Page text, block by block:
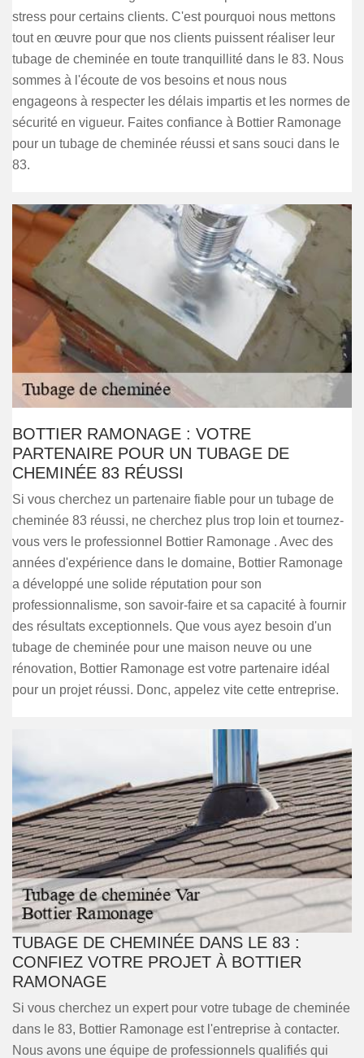
stress pour certains clients. C'est pourquoi nous mettons
tout en œuvre pour que nos clients puissent réaliser leur
tubage de cheminée en toute tranquillité dans le 83. Nous
sommes à l'écoute de vos besoins et nous nous
engageons à respecter les délais impartis et les normes de
sécurité en vigueur. Faites confiance à Bottier Ramonage
pour un tubage de cheminée réussi et sans souci dans le
83.
BOTTIER RAMONAGE : VOTRE
PARTENAIRE POUR UN TUBAGE DE
CHEMINÉE 83 RÉUSSI
Si vous cherchez un partenaire fiable pour un tubage de
cheminée 83 réussi, ne cherchez plus trop loin et tournez-
vous vers le professionnel Bottier Ramonage . Avec des
années d'expérience dans le domaine, Bottier Ramonage
a développé une solide réputation pour son
professionnalisme, son savoir-faire et sa capacité à fournir
des résultats exceptionnels. Que vous ayez besoin d'un
tubage de cheminée pour une maison neuve ou une
rénovation, Bottier Ramonage est votre partenaire idéal
pour un projet réussi. Donc, appelez vite cette entreprise.
TUBAGE DE CHEMINÉE DANS LE 83 :
CONFIEZ VOTRE PROJET À BOTTIER
RAMONAGE
Si vous cherchez un expert pour votre tubage de cheminée
dans le 83, Bottier Ramonage est l'entreprise à contacter.
Nous avons une équipe de professionnels qualifiés qui